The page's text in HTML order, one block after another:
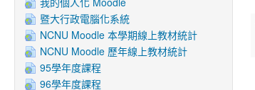
暨大行政電腦化系統
NCNU Moodle 本學期線上教材統計
NCNU Moodle 歷年線上教材統計
95學年度課程
96學年度課程